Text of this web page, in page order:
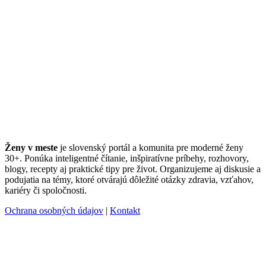
Ženy v meste je slovenský portál a komunita pre moderné ženy
30+. Ponúka inteligentné čítanie, inšpiratívne príbehy, rozhovory,
blogy, recepty aj praktické tipy pre život. Organizujeme aj diskusie a
podujatia na témy, ktoré otvárajú dôležité otázky zdravia, vzťahov,
kariéry či spoločnosti.
Ochrana osobných údajov | Kontakt